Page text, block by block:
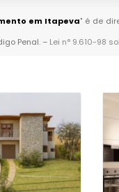
em Itapeva" é de
Penal. – Lei n° 9.610-98